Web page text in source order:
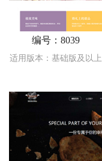
编号：8039
适用版本：基础版及以上